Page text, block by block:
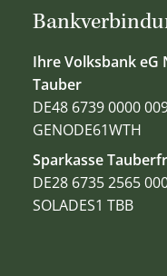
Ihre Volksbank eG
Tauber
DE48 6739 0000
GENODE61WTH
Sparkasse
DE28 6735 2565
SOLADES1 TBB